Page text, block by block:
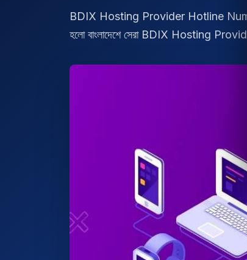
BDIX Hosting Provider Hotline Number
হলো বাংলাদেশে সেরা BDIX Hosting